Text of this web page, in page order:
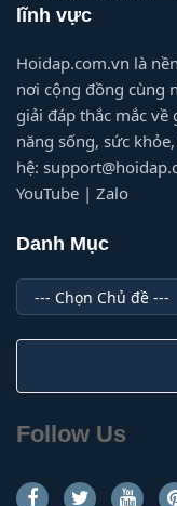
lĩnh vực
Hoidap.com.vn là
nơi cộng đồng cùng
giải đáp thắc mắc
năng sống, sức
hệ:
YouTube | Zalo
Danh Mục
Danh
Mục
Follow Us